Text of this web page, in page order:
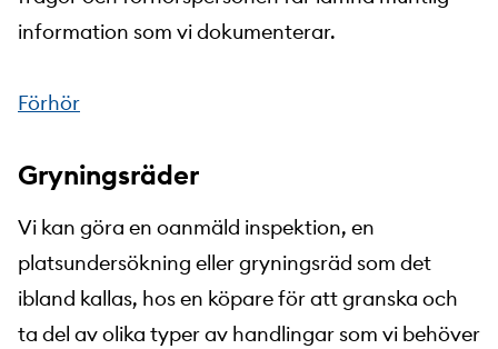
information som vi dokumenterar.
Förhör
Gryningsräder
Vi kan göra en oanmäld inspektion, en
platsundersökning eller gryningsräd som det
ibland kallas, hos en köpare för att granska och
ta del av olika typer av handlingar som vi behöver